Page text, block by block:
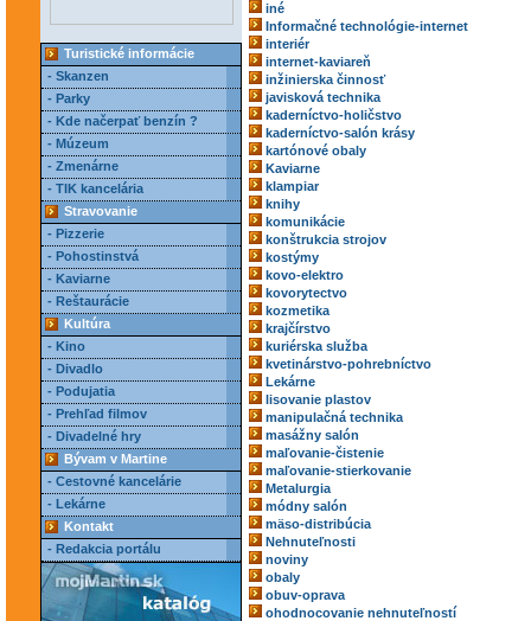
Turistické informácie
- Skanzen
- Parky
- Kde načerpať benzín ?
- Múzeum
- Zmenárne
- TIK kancelária
Stravovanie
- Pizzerie
- Pohostinstvá
- Kaviarne
- Reštaurácie
Kultúra
- Kino
- Divadlo
- Podujatia
- Prehľad filmov
- Divadelné hry
Bývam v Martine
- Cestovné kancelárie
- Lekárne
Kontakt
- Redakcia portálu
iné
Informačné technológie-internet
interiér
internet-kaviareň
inžinierska činnosť
javisková technika
kaderníctvo-holičstvo
kaderníctvo-salón krásy
kartónové obaly
Kaviarne
klampiar
knihy
komunikácie
konštrukcia strojov
kostýmy
kovo-elektro
kovorytectvo
kozmetika
krajčírstvo
kuriérska služba
kvetinárstvo-pohrebníctvo
Lekárne
lisovanie plastov
manipulačná technika
masážny salón
maľovanie-čistenie
maľovanie-stierkovanie
Metalurgia
módny salón
mäso-distribúcia
Nehnuteľnosti
noviny
obaly
obuv-oprava
ohodnocovanie nehnuteľností